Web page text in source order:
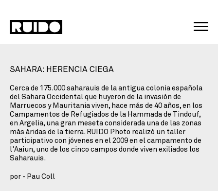
SAHARA: HERENCIA CIEGA
Cerca de 175.000 saharauis de la antigua colonia española
del Sahara Occidental que huyeron de la invasión de
Marruecos y Mauritania viven, hace más de 40 años, en los
Campamentos de Refugiados de la Hammada de Tindouf,
en Argelia, una gran meseta considerada una de las zonas
más áridas de la tierra. RUIDO Photo realizó un taller
participativo con jóvenes en el 2009 en el campamento de
l'Aaiun, uno de los cinco campos donde viven exiliados los
Saharauis.
por - Pau Coll